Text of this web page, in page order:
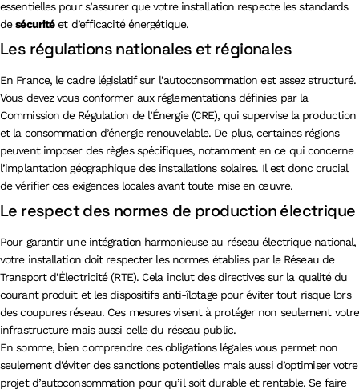
essentielles pour s’assurer que votre installation respecte les standards
desécuritéet d’efficacité énergétique.
Les régulations nationales et régionales
En France, le cadre législatif sur l’autoconsommation est assez structuré.
Vous devez vous conformer aux réglementations définies par la
Commission de Régulation de l’Énergie (CRE), qui supervise la production
et la consommation d’énergie renouvelable. De plus, certaines régions
peuvent imposer des règles spécifiques, notamment en ce qui concerne
l’implantation géographique des installations solaires. Il est donc crucial
de vérifier ces exigences locales avant toute mise en œuvre.
Le respect des normes de production électrique
Pour garantir une intégration harmonieuse au réseau électrique national,
votre installation doit respecter les normes établies par le Réseau de
Transport d’Électricité (RTE). Cela inclut des directives sur la qualité du
courant produit et les dispositifs anti-îlotage pour éviter tout risque lors
des coupures réseau. Ces mesures visent à protéger non seulement votre
infrastructure mais aussi celle du réseau public.
En somme, bien comprendre ces obligations légales vous permet non
seulement d’éviter des sanctions potentielles mais aussi d’optimiser votre
projet d’autoconsommation pour qu’il soit durable et rentable. Se faire